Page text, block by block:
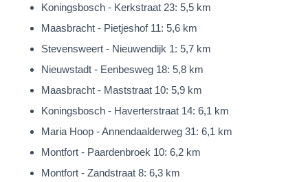
Onze presentatiebrochures en advertenties worden met grote
zorgvuldigheid vervaardigd.
Aan eventuele afwijkingen op de gegeven informatie en
tekeningen kunnen geen rechten worden ontleend.
Koningsbosch - Kerkstraat 23: 5,5 km
Maasbracht - Pietjeshof 11: 5,6 km
Stevensweert - Nieuwendijk 1: 5,7 km
Nieuwstadt - Eenbesweg 18: 5,8 km
Maasbracht - Maststraat 10: 5,9 km
Koningsbosch - Haverterstraat 14: 6,1 km
Maria Hoop - Annendaalderweg 31: 6,1 km
Montfort - Paardenbroek 10: 6,2 km
Montfort - Zandstraat 8: 6,3 km